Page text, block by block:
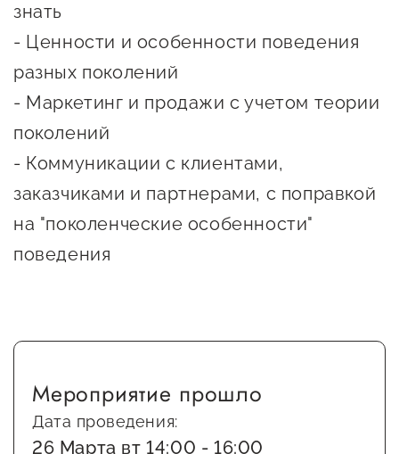
консультационного
О центре
Поддержка центра
Центр образовательных
программ и молодежного
предпринимательства
О центре
Календарь
мероприятий для
Центр инноваций
социальной сферы
Истории успеха
Проекты
Поддержка центра
Истории успеха
технологического и
креативного
предпринимательства
знать
- Ценности и особенности поведения
разных поколений
- Маркетинг и продажи с учетом теории
поколений
- Коммуникации с клиентами,
заказчиками и партнерами, с поправкой
на "поколенческие особенности"
поведения
Мероприятие прошло
Дата проведения:
26 Марта вт 14:00 - 16:00